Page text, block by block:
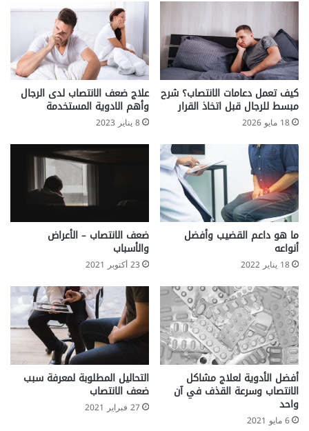
كيف تعمل دعامات الانتصاب؟ شرح
مبسط للرجال قبل اتخاذ القرار
18 مايو 2026
علاج ضعف الانتصاب لدى الرجال
وأهم الادوية المستخدمة
8 يناير 2023
ما هو داعم القضيب وأفضل
أنواعه
18 يناير 2022
ضعف الانتصاب – الأعراض
والأسباب
23 أكتوبر 2021
أفضل الأدوية لعلاج مشاكل
الانتصاب وسرعة القذف في آن
واحد
6 مايو 2021
التحاليل المطلوبة لمعرفة سبب
ضعف الانتصاب
27 فبراير 2021